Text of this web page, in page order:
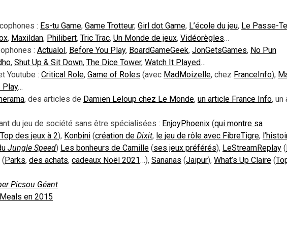
: Es-tu Game, Game Trotteur, Girl dot Game, L’école du jeu, Le Passe-
, Maxildan, Philibert, Tric Trac, Un Monde de jeux, Vidéorègles…
: Actualol, Before You Play, BoardGameGeek, JonGetsGames, No Pun
, Shut Up & Sit Down, The Dice Tower, Watch It Played…
Youtube : Critical Role, Game of Roles (avec MadMoizelle, chez FranceInfo),
Play…
, des articles de Damien Leloup chez Le Monde, un article France Info, un
du jeu de société sans être spécialisées : EnjoyPhoenix (qui montre sa
Top des jeux à 2), Konbini (création de Dixit, le jeu de rôle avec FibreTigre,
Jungle Speed) Les bonheurs de Camille (ses jeux préférés), LeStreamReplay (
(Parks, des achats, cadeaux Noël 2021…), Sananas (Jaipur), What’s Up Claire (
Picsou Géant
en 2015